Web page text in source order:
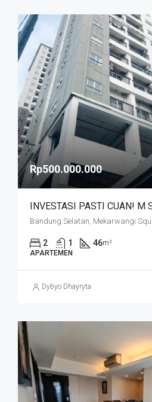
Rp500.000.000
Bandung Selatan, Mekarwangi
2 1 46m²
APARTEMEN
Dybyo Dhayryta